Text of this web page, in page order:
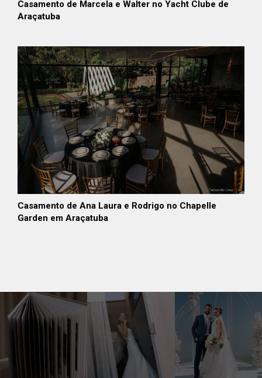
Casamento de Marcela e Walter no Yacht Clube de
Araçatuba
Casamento de Ana Laura e Rodrigo no Chapelle
Garden em Araçatuba